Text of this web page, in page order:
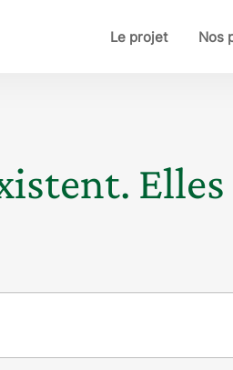
Le projet Nos